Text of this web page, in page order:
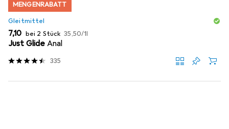
MENGENRABATT
Gleitmittel
EUR
7,10 bei 2 Stück EUR
35,50/1l
Just Glide Anal
335